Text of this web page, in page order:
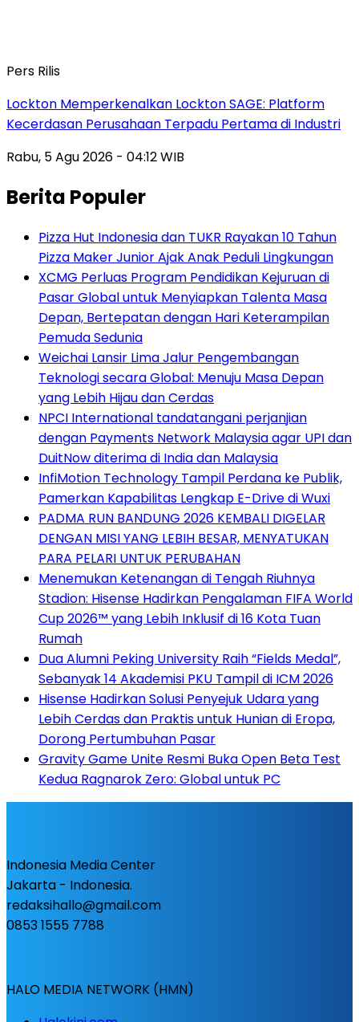
Pers Rilis
Lockton Memperkenalkan Lockton SAGE: Platform
Kecerdasan Perusahaan Terpadu Pertama di Industri
Rabu, 5 Agu 2026 - 04:12 WIB
Berita Populer
Pizza Hut Indonesia dan TUKR Rayakan 10 Tahun
Pizza Maker Junior Ajak Anak Peduli Lingkungan
XCMG Perluas Program Pendidikan Kejuruan di
Pasar Global untuk Menyiapkan Talenta Masa
Depan, Bertepatan dengan Hari Keterampilan
Pemuda Sedunia
Weichai Lansir Lima Jalur Pengembangan
Teknologi secara Global: Menuju Masa Depan
yang Lebih Hijau dan Cerdas
NPCI International tandatangani perjanjian
dengan Payments Network Malaysia agar UPI dan
DuitNow diterima di India dan Malaysia
InfiMotion Technology Tampil Perdana ke Publik,
Pamerkan Kapabilitas Lengkap E-Drive di Wuxi
PADMA RUN BANDUNG 2026 KEMBALI DIGELAR
DENGAN MISI YANG LEBIH BESAR, MENYATUKAN
PARA PELARI UNTUK PERUBAHAN
Menemukan Ketenangan di Tengah Riuhnya
Stadion: Hisense Hadirkan Pengalaman FIFA World
Cup 2026™ yang Lebih Inklusif di 16 Kota Tuan
Rumah
Dua Alumni Peking University Raih “Fields Medal”,
Sebanyak 14 Akademisi PKU Tampil di ICM 2026
Hisense Hadirkan Solusi Penyejuk Udara yang
Lebih Cerdas dan Praktis untuk Hunian di Eropa,
Dorong Pertumbuhan Pasar
Gravity Game Unite Resmi Buka Open Beta Test
Kedua Ragnarok Zero: Global untuk PC
Indonesia Media Center
Jakarta - Indonesia.
redaksihallo@gmail.com
0853 1555 7788
HALO MEDIA NETWORK (HMN)